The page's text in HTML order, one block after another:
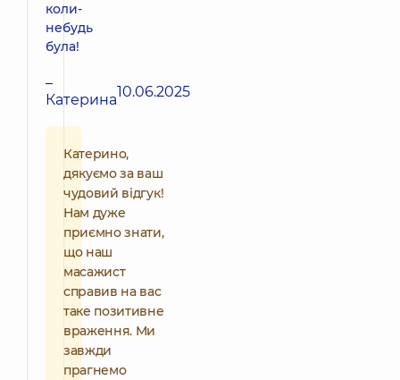
коли-
небудь
була!
–
Катерина10.06.2025
Катерино,
дякуємо за ваш
чудовий відгук!
Нам дуже
приємно знати,
що наш
масажист
справив на вас
таке позитивне
враження. Ми
завжди
прагнемо